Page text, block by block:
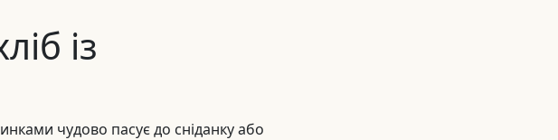
із
чудово пасує до сніданку або